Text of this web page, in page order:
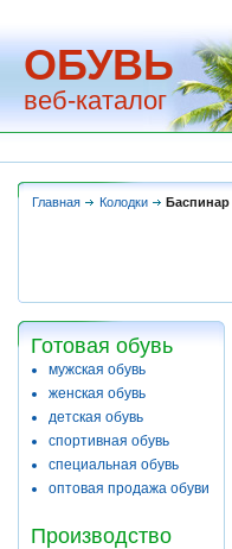
ОБУВЬ
веб-каталог
Главная Колодки Баспинар
Готовая обувь
мужская обувь
женская обувь
детская обувь
спортивная обувь
специальная обувь
оптовая продажа обуви
Производство